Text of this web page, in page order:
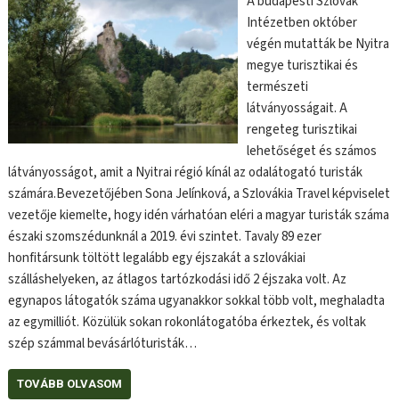
Intézetben október
végén mutatták be Nyitra
megye turisztikai és
természeti
látványosságait. A
rengeteg turisztikai
lehetőséget és számos
látványosságot, amit a Nyitrai régió kínál az odalátogató turisták
számára.Bevezetőjében Sona Jelínková, a Szlovákia Travel képviselet
vezetője kiemelte, hogy idén várhatóan eléri a magyar turisták száma
északi szomszédunknál a 2019. évi szintet. Tavaly 89 ezer
honfitársunk töltött legalább egy éjszakát a szlovákiai
szálláshelyeken, az átlagos tartózkodási idő 2 éjszaka volt. Az
egynapos látogatók száma ugyanakkor sokkal több volt, meghaladta
az egymilliót. Közülük sokan rokonlátogatóba érkeztek, és voltak
szép számmal bevásárlóturisták…
TOVÁBB OLVASOM